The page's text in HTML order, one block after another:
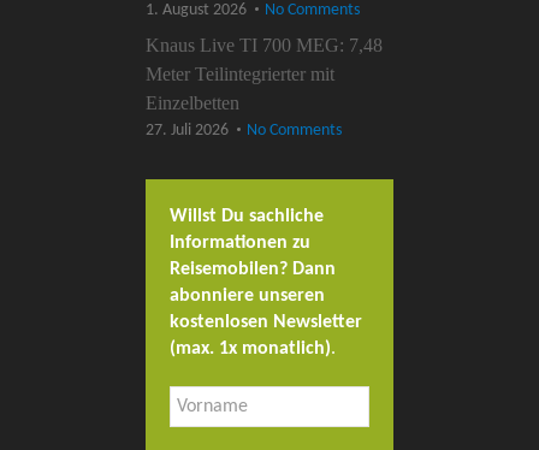
1. August 2026 No Comments
Knaus Live TI 700 MEG: 7,48
Meter Teilintegrierter mit
Einzelbetten
27. Juli 2026 No Comments
Willst Du sachliche
Informationen zu
Reisemobilen? Dann
abonniere unseren
kostenlosen Newsletter
(max. 1x monatlich).